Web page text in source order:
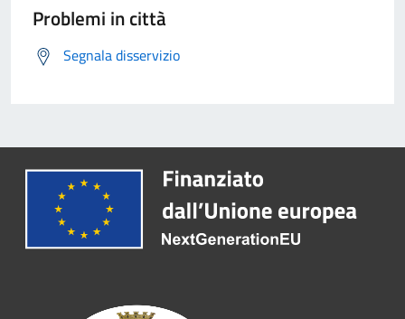
Problemi in città
Segnala disservizio